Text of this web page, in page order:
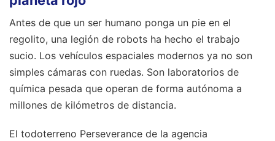
Antes de que un ser humano ponga un pie en el
regolito, una legión de robots ha hecho el trabajo
sucio. Los vehículos espaciales modernos ya no son
simples cámaras con ruedas. Son laboratorios de
química pesada que operan de forma autónoma a
millones de kilómetros de distancia.
El todoterreno Perseverance de la agencia